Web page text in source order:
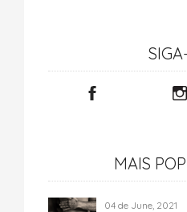
MAIS
04 de June, 2021